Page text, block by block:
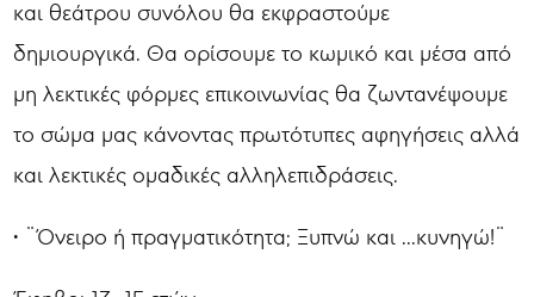
και θεάτρου συνόλου θα εκφραστούμε
δημιουργικά. Θα ορίσουμε το κωμικό και μέσα από
μη λεκτικές φόρμες επικοινωνίας θα ζωντανέψουμε
το σώμα μας κάνοντας πρωτότυπες αφηγήσεις αλλά
και λεκτικές ομαδικές αλληλεπιδράσεις.
• ¨Όνειρο ή πραγματικότητα; Ξυπνώ και ...κυνηγώ!¨